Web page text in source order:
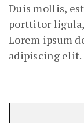
Duis mollis,
porttitor
Lorem ipsum
adipiscing elit.